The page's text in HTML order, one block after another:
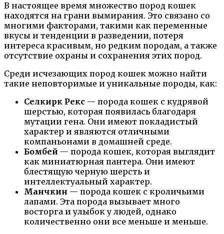
В настоящее время множество пород кошек
находятся на грани вымирания. Это связано со
многими факторами, такими как переменные
вкусы и тенденции в разведении, потеря
интереса красивым, но редким породам, а также
отсутствие охраны и сохранения этих пород.
Среди исчезающих пород кошек можно найти
такие неповторимые и уникальные породы, как:
Селкирк Рекс — порода кошек с кудрявой
шерстью, которая появилась благодаря
мутации гена. Они имеют покладистый
характер и являются отличными
компаньонами в домашней среде.
Бомбей — порода кошек, которая выглядит
как миниатюрная пантера. Они имеют
блестящую черную шерсть и
интеллектуальный характер.
Манчкин — порода кошек с кроличьими
лапами. Эта порода вызывает много
восторга и улыбок у людей, однако
количественно они все меньше и меньше.